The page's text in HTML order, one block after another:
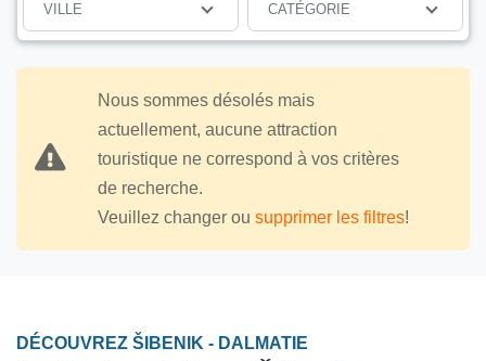
VILLE CATÉGORIE
Nous sommes désolés mais
actuellement, aucune attraction
touristique ne correspond à vos critères
de recherche.
Veuillez changer ou supprimer les filtres!
DÉCOUVREZ ŠIBENIK - DALMATIE